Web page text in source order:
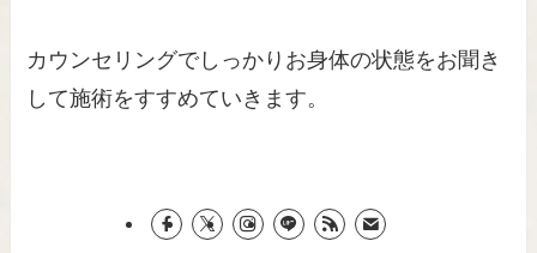
カウンセリングでしっかりお身体の状態をお聞き
して施術をすすめていきます。